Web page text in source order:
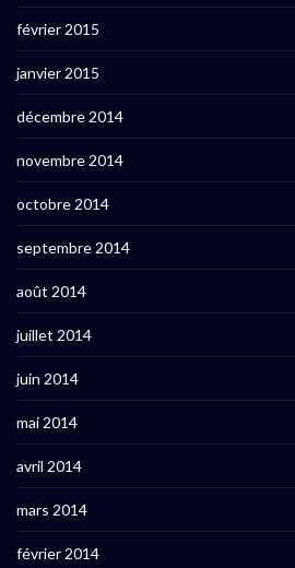
février 2015
janvier 2015
décembre 2014
novembre 2014
octobre 2014
septembre 2014
août 2014
juillet 2014
juin 2014
mai 2014
avril 2014
mars 2014
février 2014